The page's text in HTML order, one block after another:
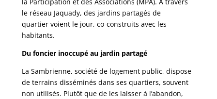
le réseau Jaquady, des jardins partagés de
quartier voient le jour, co-construits avec les
habitants.
Du foncier inoccupé au jardin partagé
La Sambrienne, société de logement public, dispose
de terrains disséminés dans ses quartiers, souvent
non utilisés. Plutôt que de les laisser à l’abandon,